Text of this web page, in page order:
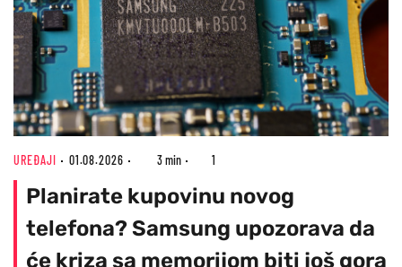
UREĐAJI 01.08.2026 3 min 1
Planirate kupovinu novog
telefona? Samsung upozorava da
će kriza sa memorijom biti još gora